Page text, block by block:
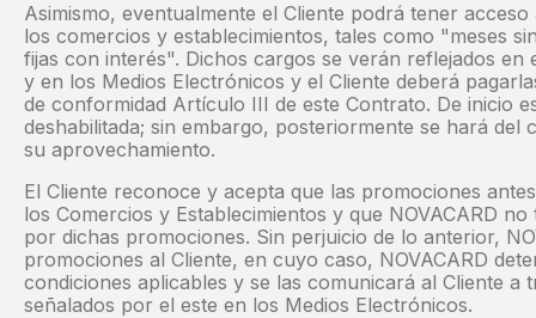
Asimismo, eventualmente el Cliente podrá tener
los comercios y establecimientos, tales como "meses
fijas con interés". Dichos cargos se verán reflejados en
y en los Medios Electrónicos y el Cliente deberá
de conformidad Artículo III de este Contrato. De inicio
deshabilitada; sin embargo, posteriormente se hará del
su aprovechamiento.
El Cliente reconoce y acepta que las promociones
los Comercios y Establecimientos y que NOVACARD
por dichas promociones. Sin perjuicio de lo anterior,
promociones al Cliente, en cuyo caso, NOVACARD
condiciones aplicables y se las comunicará al Cliente a
señalados por el este en los Medios Electrónicos.